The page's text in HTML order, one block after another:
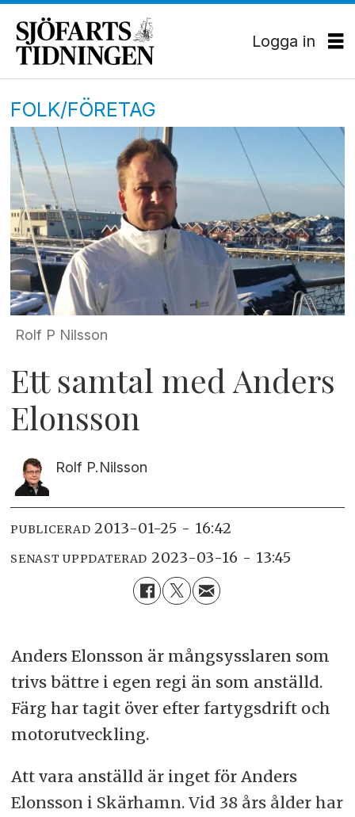
Logga in
FOLK/FÖRETAG
Rolf P Nilsson
Ett samtal med Anders
Elonsson
Rolf P.Nilsson
PUBLICERAD 2013-01-25 - 16:42
SENAST UPPDATERAD 2023-03-16 - 13:45
Anders Elonsson är mångsysslaren som
trivs bättre i egen regi än som anställd.
Färg har tagit över efter fartygsdrift och
motorutveckling.
Att vara anställd är inget för Anders
Elonsson i Skärhamn. Vid 38 års ålder har